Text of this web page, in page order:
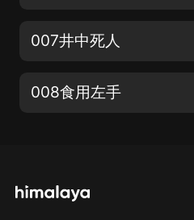
007井中死人
008食用左手